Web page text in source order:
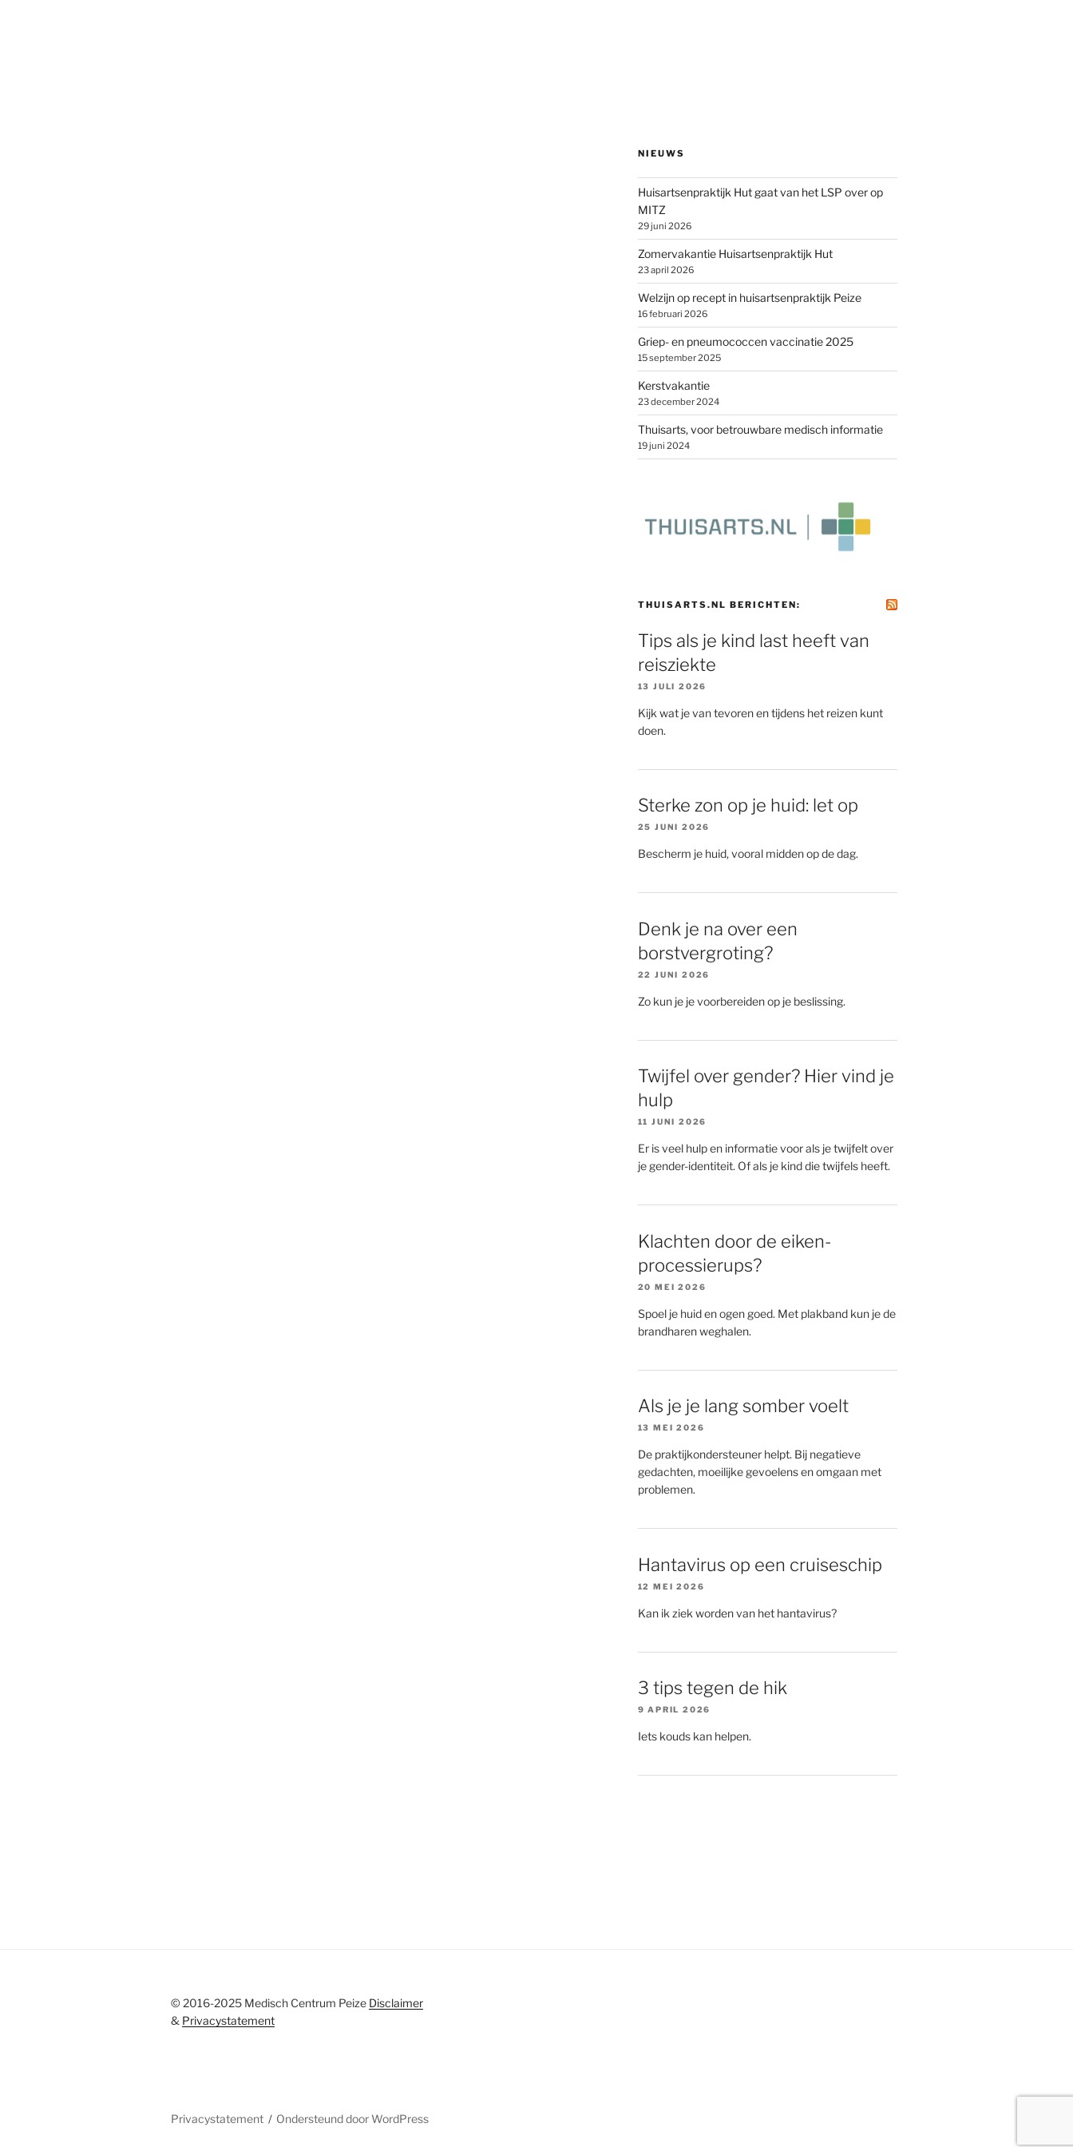
NIEUWS
Huisartsenpraktijk Hut gaat van het LSP over op
MITZ
29 juni 2026
Zomervakantie Huisartsenpraktijk Hut
23 april 2026
Welzijn op recept in huisartsenpraktijk Peize
16 februari 2026
Griep- en pneumococcen vaccinatie 2025
15 september 2025
Kerstvakantie
23 december 2024
Thuisarts, voor betrouwbare medisch informatie
19 juni 2024
THUISARTS.NL BERICHTEN:
Tips als je kind last heeft van
reisziekte
13 JULI 2026
Kijk wat je van tevoren en tijdens het reizen kunt
doen.
Sterke zon op je huid: let op
25 JUNI 2026
Bescherm je huid, vooral midden op de dag.
Denk je na over een
borstvergroting?
22 JUNI 2026
Zo kun je je voorbereiden op je beslissing.
Twijfel over gender? Hier vind je
hulp
11 JUNI 2026
Er is veel hulp en informatie voor als je twijfelt over
je gender-identiteit. Of als je kind die twijfels heeft.
Klachten door de eiken-
processierups?
20 MEI 2026
Spoel je huid en ogen goed. Met plakband kun je de
brandharen weghalen.
Als je je lang somber voelt
13 MEI 2026
De praktijkondersteuner helpt. Bij negatieve
gedachten, moeilijke gevoelens en omgaan met
problemen.
Hantavirus op een cruiseschip
12 MEI 2026
Kan ik ziek worden van het hantavirus?
3 tips tegen de hik
9 APRIL 2026
Iets kouds kan helpen.
© 2016-2025 Medisch Centrum Peize Disclaimer
& Privacystatement
Privacystatement Ondersteund door WordPress